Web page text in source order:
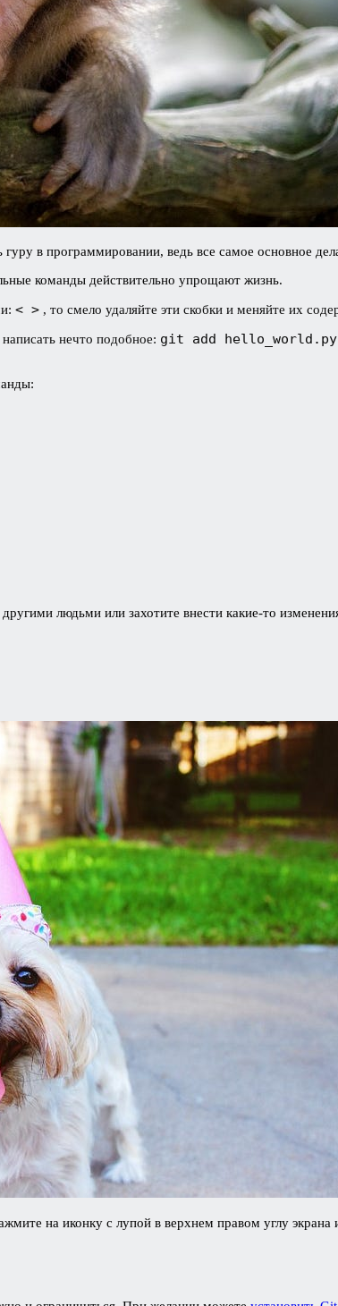
в программировании, ведь все самое основное
команды действительно упрощают жизнь.
< > , то смело удаляйте эти скобки и меняйте их
нечто подобное: git add hello_world.py
людьми или захотите внести какие-то
на иконку с лупой в верхнем правом углу экрана